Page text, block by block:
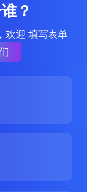
？
欢迎 填写表单